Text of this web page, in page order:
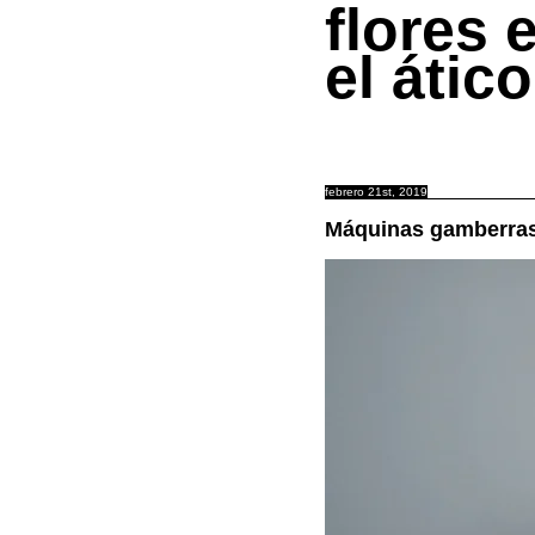
flores
el ático
febrero 21st, 2019
Máquinas